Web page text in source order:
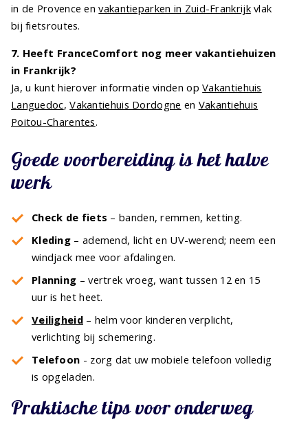
in de Provence envakantieparken in Zuid-Frankrijkvlak
bij fietsroutes.
7. Heeft FranceComfort nog meer vakantiehuizen
in Frankrijk?
Ja, u kunt hierover informatie vinden opVakantiehuis
Languedoc,Vakantiehuis Dordogne en Vakantiehuis
Poitou-Charentes.
Goede voorbereiding is het halve
werk
Check de fiets – banden, remmen, ketting.
Kleding – ademend, licht en UV-werend; neem een
windjack mee voor afdalingen.
Planning – vertrek vroeg, want tussen 12 en 15
uur is het heet.
Veiligheid– helm voor kinderen verplicht,
verlichting bij schemering.
Telefoon - zorg dat uw mobiele telefoon volledig
is opgeladen.
Praktische tips voor onderweg